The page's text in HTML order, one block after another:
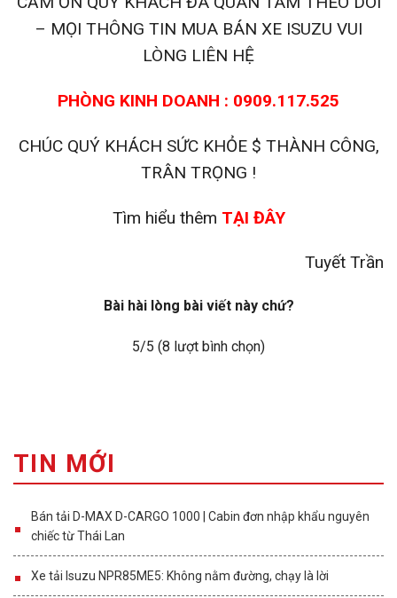
– MỌI THÔNG TIN MUA BÁN XE ISUZU VUI
LÒNG LIÊN HỆ
PHÒNG KINH DOANH : 0909.117.525
CHÚC QUÝ KHÁCH SỨC KHỎE $ THÀNH CÔNG,
TRÂN TRỌNG !
Tìm hiểu thêm TẠI ĐÂY
Tuyết Trần
Bài hài lòng bài viết này chứ?
5/5 (8 lượt bình chọn)
TIN MỚI
Bán tải D-MAX D-CARGO 1000 | Cabin đơn nhập khẩu nguyên
chiếc từ Thái Lan
Xe tải Isuzu NPR85ME5: Không nằm đường, chạy là lời